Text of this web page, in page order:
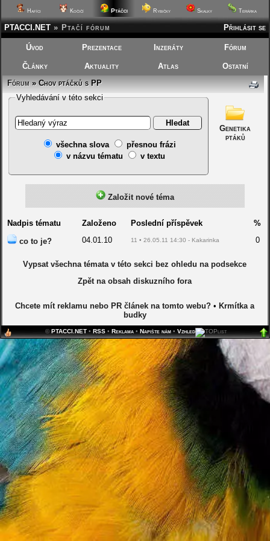
Hafíci Kočičí Ptáčci Rybičky Skalky Terárka
Přihlásit se
PTACCI.NET » Ptačí fórum
Úvod Prezentace Inzeráty Fórum
Články Aktuality Atlas
Ostatní
Fórum»Chov ptáčků s PP
Vyhledávání v této sekci
všechna slova
přesnou frázi
v názvu tématu
v textu
Genetika
ptáků
Založit nové téma
Nadpis tématu Založeno Poslední příspěvek
%
co to je?
04.01.10 11 • 26.05.11 14:30 - Kakarinka 0
Vypsat všechna témata v této sekci bez ohledu na podsekce
Zpět na obsah diskuzního fora
Chcete mít reklamu nebo PR článek na tomto webu? • Krmítka a
budky
©PTACCI.NET• RSS• Reklama• Napište nám• Vzhled